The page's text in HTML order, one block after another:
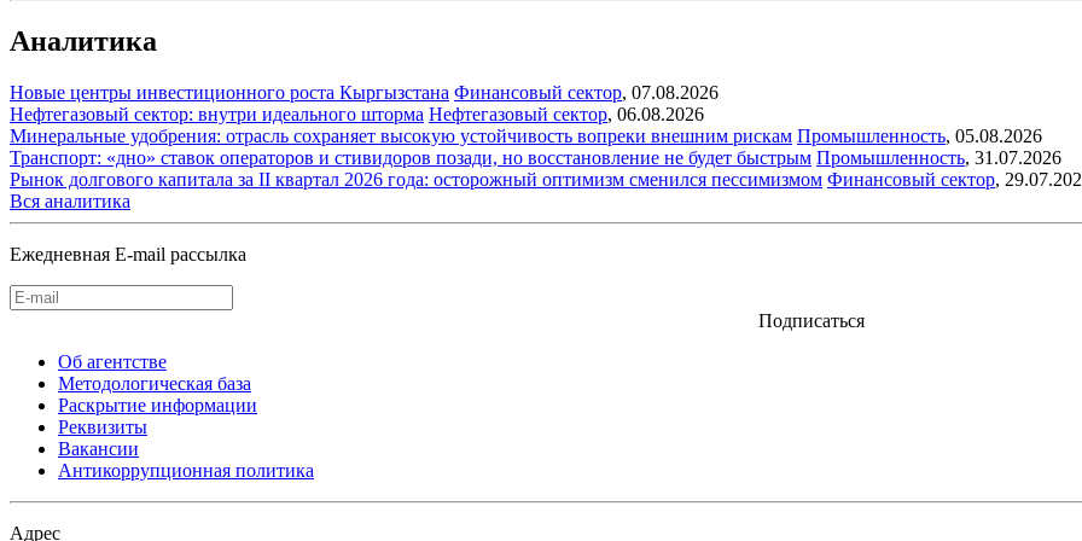
Аналитика
Новые центры инвестиционного роста Кыргызстана Финансовый сектор, 07.08.2026
Нефтегазовый сектор: внутри идеального шторма Нефтегазовый сектор, 06.08.2026
Минеральные удобрения: отрасль сохраняет высокую устойчивость вопреки внешним рискам Промышленность, 05.08.2026
Транспорт: «дно» ставок операторов и стивидоров позади, но восстановление не будет быстрым Промышленность, 31.07.2026
Рынок долгового капитала за II квартал 2026 года: осторожный оптимизм сменился пессимизмом Финансовый сектор,
Вся аналитика
Ежедневная E-mail рассылка
Подписаться
Об агентстве
Методологическая база
Раскрытие информации
Реквизиты
Вакансии
Антикоррупционная политика
Адрес